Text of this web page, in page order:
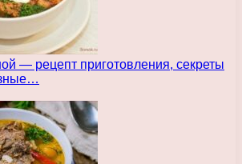
— рецепт приготовления, секреты